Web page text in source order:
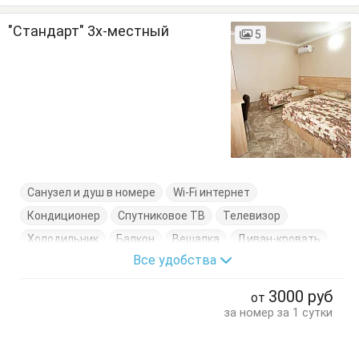
"Стандарт" 3х-местный 5
Санузел и душ в номере
Wi-Fi интернет
Кондиционер
Спутниковое ТВ
Телевизор
Холодильник
Балкон Вешалка
Диван-кровать
Журнальный столик
Кровати односпальные
Все удобства
от 3000 руб
за номер за 1 сутки